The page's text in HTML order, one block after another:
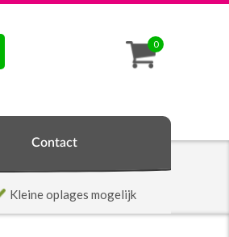
0
Contact
Kleine oplages mogelijk